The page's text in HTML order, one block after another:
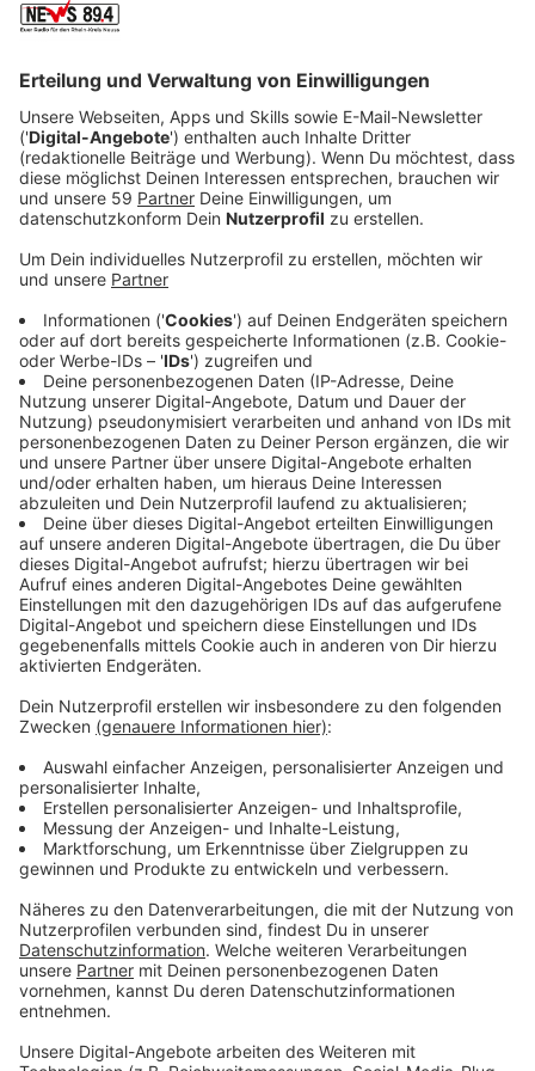
Nach dem sie zehn Jahre lang keine Musik gemacht
haben, wollten sie eigentlich kurz vor Corona wieder
durchstarten. Erst kam die Absage eines großen
Konzerts in Düsseldorf, dann mussten sie die ganze
Tour absagen. Für viele Künstler ging es da bergab,
sagt Planlos Sänger Pino. Sie haben aber trotzdem
weiter gemacht. Inzwischen gibt es nicht nur Corona,
sondern auch den Krieg in der Ukraine und damit auch
die Energiekriese. Das belaste viele Menschen und
eben auch die Musiker. Viele gehen weniger auf
Konzerte oder eben eher zu Konzerten von großen
Künstlern.
Anzeige
Anzeige
Die großen Rockstars zu werden, darum geht es der
Band Planlos nicht, sagt Sänger Pino. Ihnen gehe es
eher um die Musik selbst. Sie wollen sich kreativ
verwirklichen, auf Missstände aufmerksam machen
und Leuten zeigen, dass sie nicht allein sind. Gerade im
Moment sei das wichtig. Der neue Planlos Song hat
deswegen auch ein aktuelles Thema: Krieg. Der Song
ist aber nicht komplett neu. Er war in einer anderen
Version bereits auf einem alten Album drauf. Die Band
hat den Song komplett neu arrangiert, den Text etwas
verändert und mit Kerry Bomb, von der schwedischen
Band „The Headlines“ zusammengearbeitet. Kerry
Bomb ist super vernetzt in der Ukraine und das passte
für Planlos sehr gut zu ihrem Anti-Kriegssong.